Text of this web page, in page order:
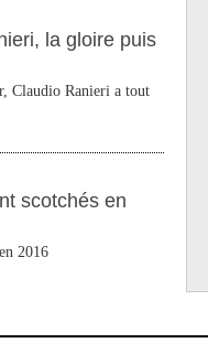
la gloire puis
Claudio Ranieri a tout
scotchés en
2016